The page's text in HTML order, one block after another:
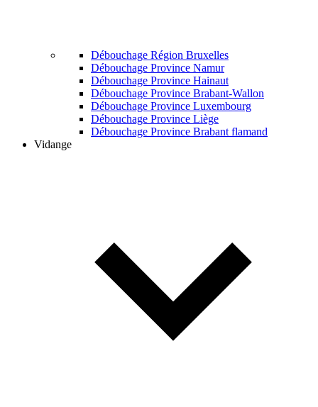
Débouchage Région Bruxelles
Débouchage Province Namur
Débouchage Province Hainaut
Débouchage Province Brabant-Wallon
Débouchage Province Luxembourg
Débouchage Province Liège
Débouchage Province Brabant flamand
Vidange